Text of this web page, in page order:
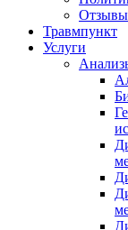
Отзывы
Травмпункт
Услуги